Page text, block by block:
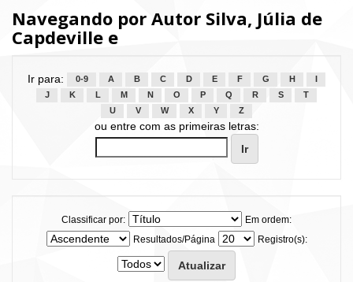
Navegando por Autor Silva, Júlia de
Capdeville e
Ir para: 0-9 A B C D E F G H
J
K L M N O P Q R S
T
U
V W X Y Z
ou entre com as primeiras letras:
Classificar por:
Em ordem:
Resultados/Página
Registro(s):